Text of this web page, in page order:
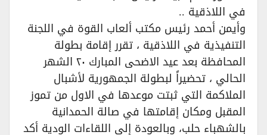
في اللاذقية ..
وأيمن أحمد رئيس مكتب ألعاب القوة في اللجنة
التنفيذية في اللاذقية ، تقرر إقامة بطولة
المحافظة بعد عيد الاضحى المبارك ٢٠ الشهر
الحالي ، تحضيراً لبطولة الجمهورية لأشبال
الملاكمة التي ثبتت موعدها في الاول من تموز
المقبل ومكان إقامتها في صالة الحمدانية
بالشهباء حلب، وبالعودة إلى اللقاءات الودية أكد